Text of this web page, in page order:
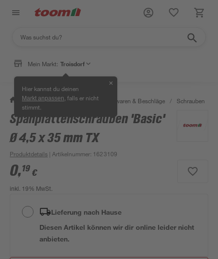
Mein Markt: Troisdorf
Hier kannst du deinen
Markt anpassen , falls er nicht
stimmt.
✕
/ Werkstatt & Maschinen / Eisenwaren & Beschläge / Schrauben
Spanplattenschrauben 'Basic'
Ø 4,5 x 35 mm TX
Produktdetails | Artikelnummer: 1623109
0,19 €
inkl. 19% MwSt.
Lieferung nach Hause
Diesen Artikel können wir dir online leider nicht
anbieten.